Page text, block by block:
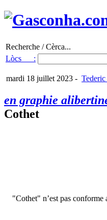
Recherche / Cèrca...
Lòcs :
mardi 18 juillet 2023 -
en graphie
Cothet
"Cothet" n’est pas conforme